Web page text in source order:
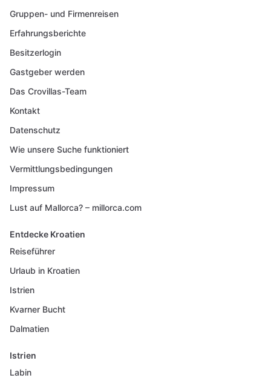
Gruppen- und Firmenreisen
Erfahrungsberichte
Besitzerlogin
Gastgeber werden
Das Crovillas-Team
Kontakt
Datenschutz
Wie unsere Suche funktioniert
Vermittlungsbedingungen
Impressum
Lust auf Mallorca? – millorca.com
Entdecke Kroatien
Reiseführer
Urlaub in Kroatien
Istrien
Kvarner Bucht
Dalmatien
Istrien
Labin